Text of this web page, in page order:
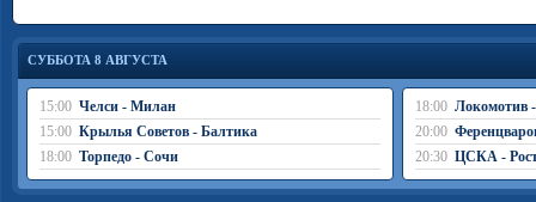
СУББОТА 8 АВГУСТА
15:00 Челси - Милан
15:00 Крылья Советов - Балтика
18:00 Торпедо - Сочи
18:00 Локомотив
20:00
20:30 ЦСКА -